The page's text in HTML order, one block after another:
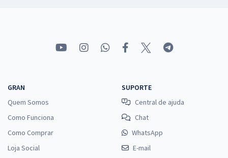
GRAN
Quem Somos
Como Funciona
Como Comprar
Loja Social
SUPORTE
Central de ajuda
Chat
WhatsApp
E-mail